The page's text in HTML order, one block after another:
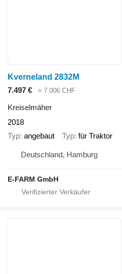
Kverneland 2832M
7.497 €
≈ 7.006 CHF
Kreiselmäher
2018
Typ angebaut Typ für Traktor
Deutschland, Hamburg
E-FARM GmbH